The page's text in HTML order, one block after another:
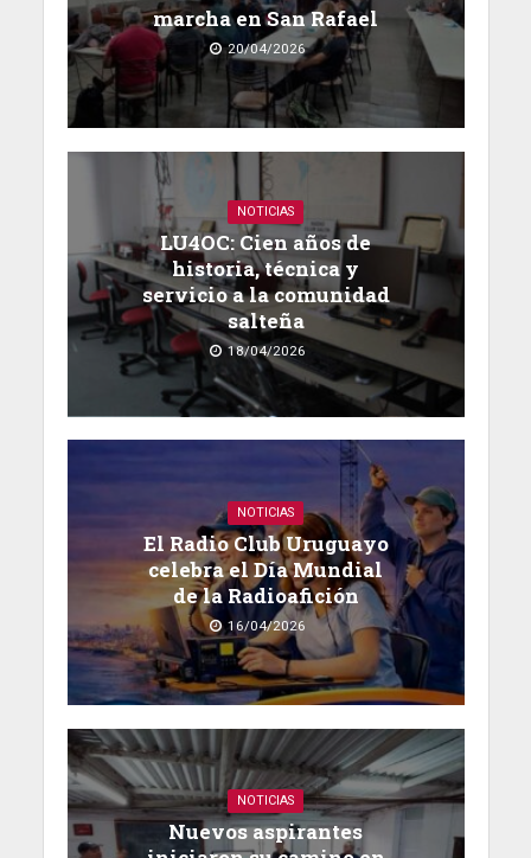
marcha en San Rafael
20/04/2026
NOTICIAS
LU4OC: Cien años de
historia, técnica y
servicio a la comunidad
salteña
18/04/2026
NOTICIAS
El Radio Club Uruguayo
celebra el Día Mundial
de la Radioafición
16/04/2026
NOTICIAS
Nuevos aspirantes